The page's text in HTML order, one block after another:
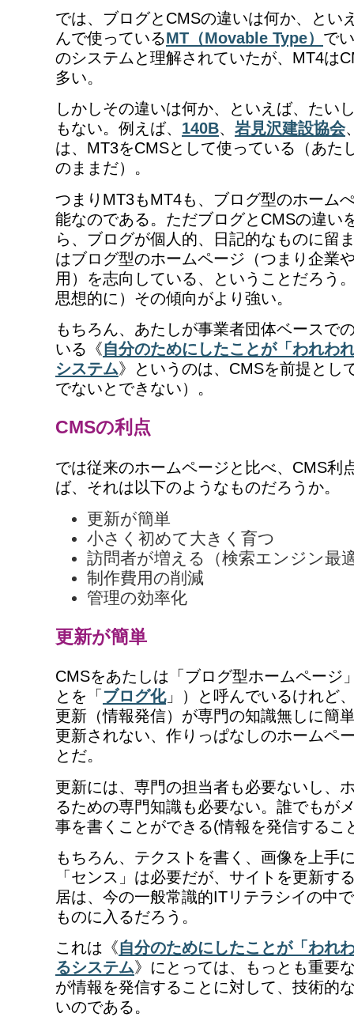
では、ブログとCMSの違いは何か、とい
んで使っているMT（Movable Type） で
のシステムと理解されていたが、MT4は
多い。
しかしその違いは何か、といえば、たい
もない。例えば、 140B、 岩見沢建設協会
は、MT3をCMSとして使っている（あた
のままだ）。
つまりMT3もMT4も、ブログ型のホーム
能なのである。ただブログとCMSの違い
ら、ブログが個人的、日記的なものに留
はブログ型のホームページ（つまり企業
用）を志向している、ということだろう
思想的に）その傾向がより強い。
もちろん、あたしが事業者団体ベースで
いる《自分のためにしたことが「われわ
システム》というのは、CMSを前提とし
でないとできない）。
CMSの利点
では従来のホームページと比べ、CMS利
ば、それは以下のようなものだろうか。
更新が簡単
小さく初めて大きく育つ
訪問者が増える（検索エンジン最
制作費用の削減
管理の効率化
更新が簡単
CMSをあたしは「ブログ型ホームページ
とを「ブログ化」）と呼んでいるけれど
更新（情報発信）が専門の知識無しに簡
更新されない、作りっぱなしのホームペ
とだ。
更新には、専門の担当者も必要ないし、
るための専門知識も必要ない。誰でもが
事を書くことができる(情報を発信するこ
もちろん、テクストを書く、画像を上手
「センス」は必要だが、サイトを更新す
居は、今の一般常識的ITリテラシイの中
ものに入るだろう。
これは《自分のためにしたことが「われ
るシステム》にとっては、もっとも重要
が情報を発信することに対して、技術的
いのである。